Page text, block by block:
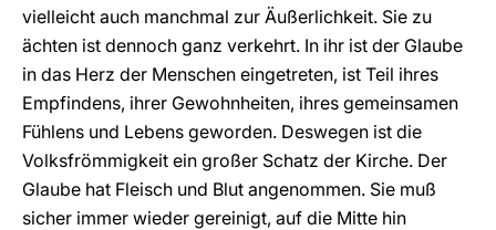
vielleicht auch manchmal zur Äußerlichkeit. Sie zu
ächten ist dennoch ganz verkehrt. In ihr ist der Glaube
in das Herz der Menschen eingetreten, ist Teil ihres
Empfindens, ihrer Gewohnheiten, ihres gemeinsamen
Fühlens und Lebens geworden. Deswegen ist die
Volksfrömmigkeit ein großer Schatz der Kirche. Der
Glaube hat Fleisch und Blut angenommen. Sie muß
sicher immer wieder gereinigt, auf die Mitte hin